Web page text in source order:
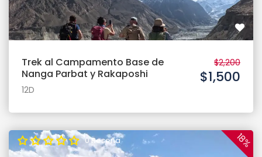
Trek al Campamento Base de
Nanga Parbat y Rakaposhi
12D
$2,200
$1,500
18%
0 Reseña